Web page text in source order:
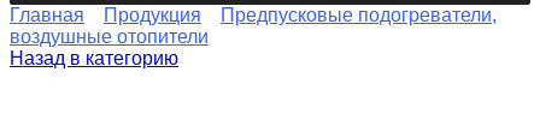
Главная Продукция
Предпусковые подогреватели,
воздушные отопители
Назад в категорию